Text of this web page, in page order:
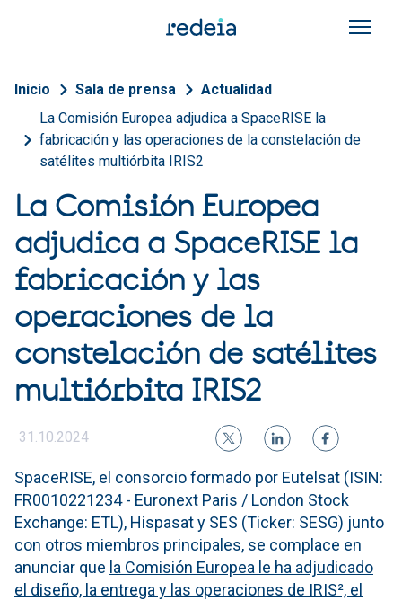
Sobrescribir enlaces de
Inicio Sala de prensa
Actualidad
La Comisión Europea adjudica a SpaceRISE la
fabricación y las operaciones de la constelación de
satélites multiórbita IRIS2
La Comisión Europea
adjudica a SpaceRISE la
fabricación y las
operaciones de la
constelación de satélites
multiórbita IRIS2
31.10.2024
SpaceRISE, el consorcio formado por Eutelsat (ISIN:
FR0010221234 - Euronext Paris / London Stock
Exchange: ETL), Hispasat y SES (Ticker: SESG) junto
con otros miembros principales, se complace en
anunciar que la Comisión Europea le ha adjudicado
el diseño, la entrega y las operaciones de IRIS², el